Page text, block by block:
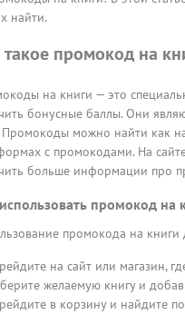
найти.
такое промокод на
на книги — это
бонусные баллы. Они
Промокоды можно найти как
с промокодами. На
больше информации про
промокод на
промокода на
на сайт или магазин,
желаемую книгу и
в корзину и найдите